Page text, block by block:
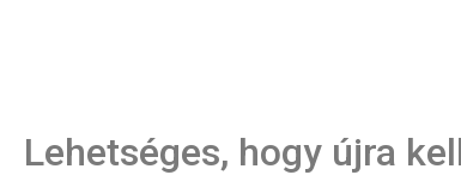
Lehetséges, hogy újra